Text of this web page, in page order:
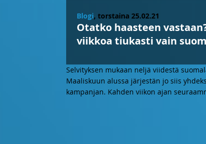
Blogi, torstaina 25.02.21
Otatko haasteen
viikkoa tiukasti vain
Selvityksen mukaan neljä viidestä
Maaliskuun alussa järjestän ­­jo siis
kampanjan. Kahden viikon ajan